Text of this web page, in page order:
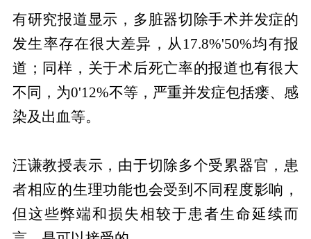
有研究报道显示，多脏器切除手术并发症的
发生率存在很大差异，从17.8%'50%均有报
道；同样，关于术后死亡率的报道也有很大
不同，为0'12%不等，严重并发症包括瘘、感
染及出血等。
汪谦教授表示，由于切除多个受累器官，患
者相应的生理功能也会受到不同程度影响，
但这些弊端和损失相较于患者生命延续而